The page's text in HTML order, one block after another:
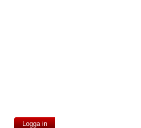
Logga in